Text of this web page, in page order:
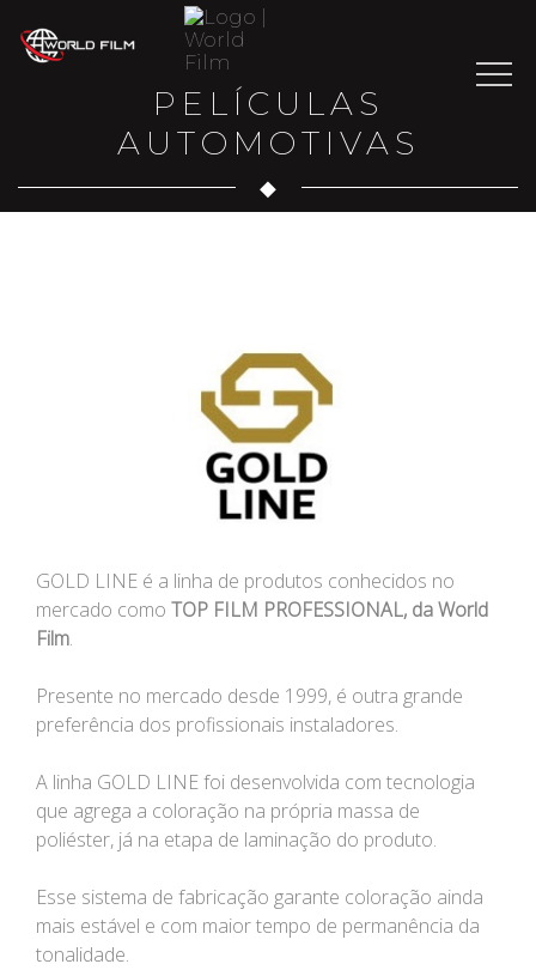
PELÍCULAS
AUTOMOTIVAS
GOLD LINE é a linha de produtos conhecidos no
mercado como TOP FILM PROFESSIONAL, da World
Film.
Presente no mercado desde 1999, é outra grande
preferência dos profissionais instaladores.
A linha GOLD LINE foi desenvolvida com tecnologia
que agrega a coloração na própria massa de
poliéster, já na etapa de laminação do produto.
Esse sistema de fabricação garante coloração ainda
mais estável e com maior tempo de permanência da
tonalidade.